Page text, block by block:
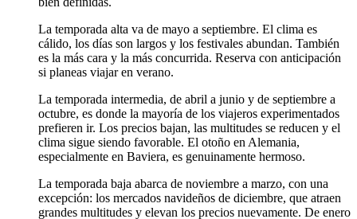
La temporada alta va de mayo a septiembre. El clima es
cálido, los días son largos y los festivales abundan. También
es la más cara y la más concurrida. Reserva con anticipación
si planeas viajar en verano.
La temporada intermedia, de abril a junio y de septiembre a
octubre, es donde la mayoría de los viajeros experimentados
prefieren ir. Los precios bajan, las multitudes se reducen y el
clima sigue siendo favorable. El otoño en Alemania,
especialmente en Baviera, es genuinamente hermoso.
La temporada baja abarca de noviembre a marzo, con una
excepción: los mercados navideños de diciembre, que atraen
grandes multitudes y elevan los precios nuevamente. De enero